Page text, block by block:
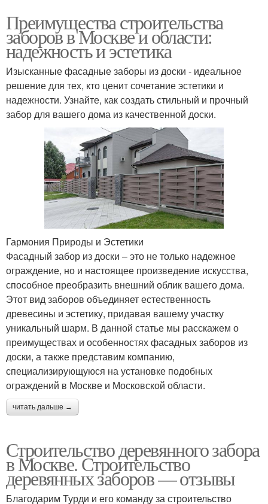
Преимущества строительства
заборов в Москве и области:
надежность и эстетика
Изысканные фасадные заборы из доски - идеальное
решение для тех, кто ценит сочетание эстетики и
надежности. Узнайте, как создать стильный и прочный
забор для вашего дома из качественной доски.
Гармония Природы и Эстетики
Фасадный забор из доски – это не только надежное
ограждение, но и настоящее произведение искусства,
способное преобразить внешний облик вашего дома.
Этот вид заборов объединяет естественность
древесины и эстетику, придавая вашему участку
уникальный шарм. В данной статье мы расскажем о
преимуществах и особенностях фасадных заборов из
доски, а также представим компанию,
специализирующуюся на установке подобных
ограждений в Москве и Московской области.
читать дальше →
Строительство деревянного забора
в Москве. Строительство
деревянных заборов — отзывы
Благодарим Турди и его команду за строительство